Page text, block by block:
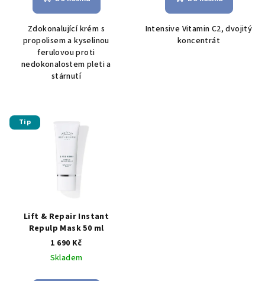
Zdokonalující krém s
propolisem a kyselinou
ferulovou proti
nedokonalostem pleti a
stárnutí
Intensive Vitamin C2, dvojitý
koncentrát
Tip
Lift & Repair Instant
Repulp Mask 50 ml
1 690 Kč
Skladem